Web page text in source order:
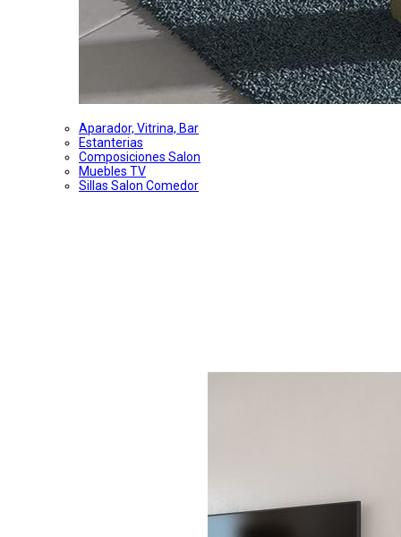
Aparador, Vitrina, Bar
Estanterias
Composiciones Salon
Muebles TV
Sillas Salon Comedor